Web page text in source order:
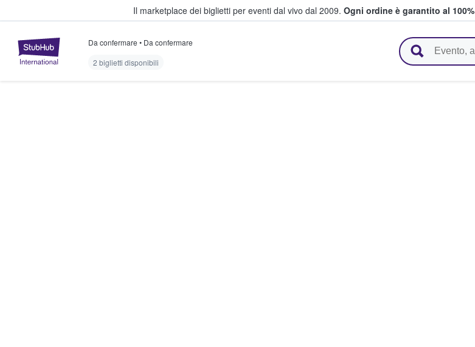
Il marketplace dei biglietti per eventi dal vivo dal 2009. Ogni ordine è garantito al 100%
StubHub - Dove i fan comprano e vendono biglietti
Da confermare • Da confermare
2 biglietti disponibili